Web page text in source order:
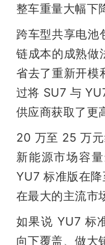
整车重量大幅下
跨车型共享电池
链成本的成熟做
省去了重新开模
过将 SU7 与
供应商获取了更
20 万至 25 万
新能源市场容
YU7 标准版在
在最大的主流市
如果说 YU7 标
向下覆盖、做大